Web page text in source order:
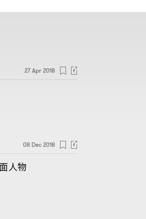
27 Apr 2018
08 Dec 2018
人物